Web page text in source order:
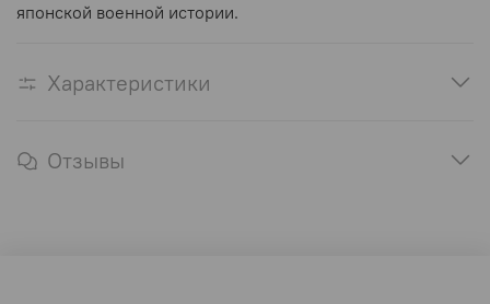
японской военной истории.
Характеристики
Отзывы